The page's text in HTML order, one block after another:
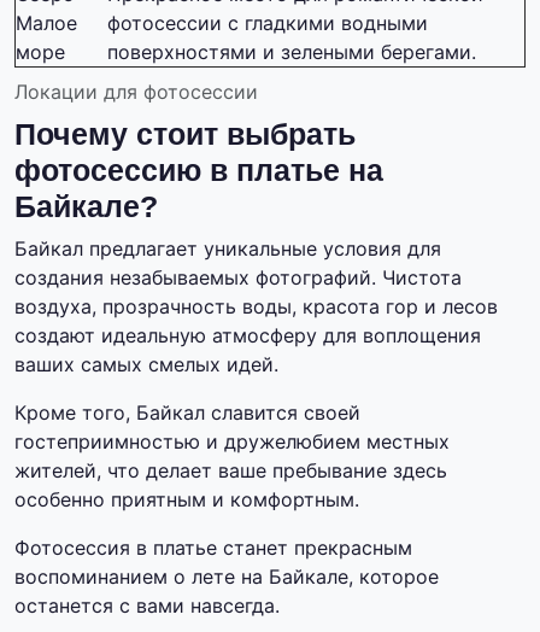
Локации для фотосессии
Малое
море
фотосессии с гладкими водными
поверхностями и зелеными берегами.
Почему стоит выбрать
фотосессию в платье на
Байкале?
Байкал предлагает уникальные условия для
создания незабываемых фотографий. Чистота
воздуха, прозрачность воды, красота гор и лесов
создают идеальную атмосферу для воплощения
ваших самых смелых идей.
Кроме того, Байкал славится своей
гостеприимностью и дружелюбием местных
жителей, что делает ваше пребывание здесь
особенно приятным и комфортным.
Фотосессия в платье станет прекрасным
воспоминанием о лете на Байкале, которое
останется с вами навсегда.